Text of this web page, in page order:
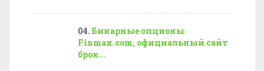
Бинарные опционы
Finmax.com, официальный сайт
брок...